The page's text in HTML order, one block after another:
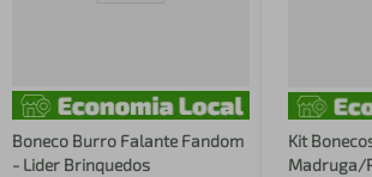
Boneco Burro Falante Fandom
- Lider Brinquedos
Kit
Madruga/